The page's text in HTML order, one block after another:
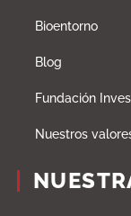
Bioentorno
Blog
Fundación
Nuestros